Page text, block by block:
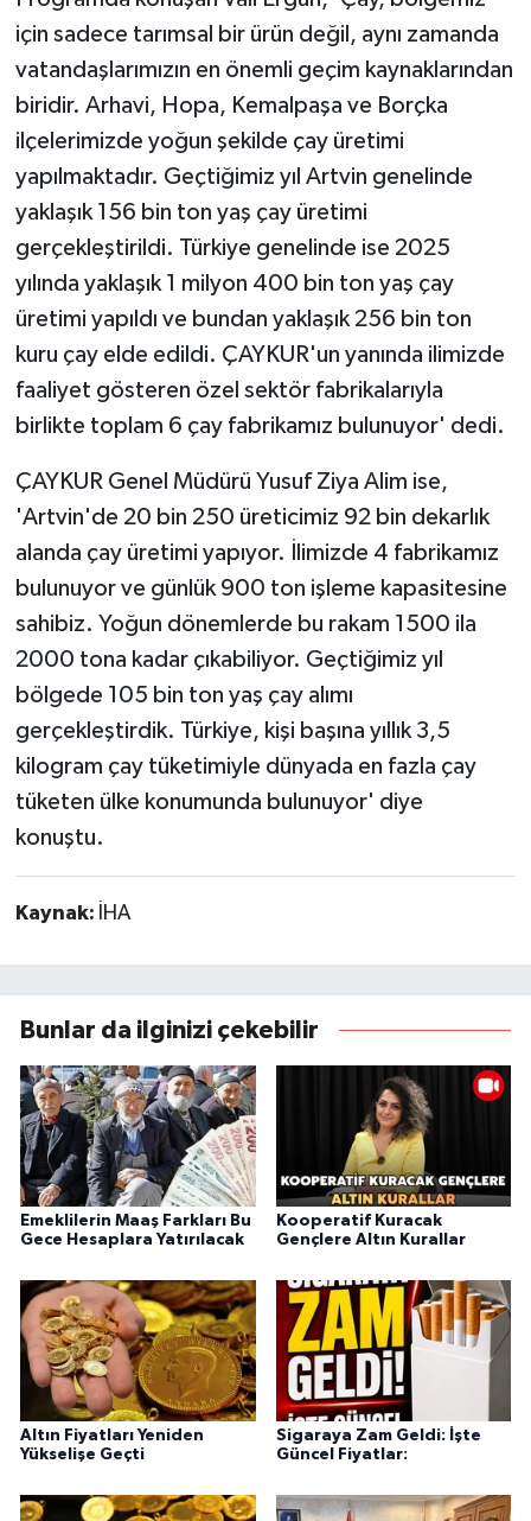
için sadece tarımsal bir ürün değil, aynı zamanda
vatandaşlarımızın en önemli geçim kaynaklarından
biridir. Arhavi, Hopa, Kemalpaşa ve Borçka
ilçelerimizde yoğun şekilde çay üretimi
yapılmaktadır. Geçtiğimiz yıl Artvin genelinde
yaklaşık 156 bin ton yaş çay üretimi
gerçekleştirildi. Türkiye genelinde ise 2025
yılında yaklaşık 1 milyon 400 bin ton yaş çay
üretimi yapıldı ve bundan yaklaşık 256 bin ton
kuru çay elde edildi. ÇAYKUR'un yanında ilimizde
faaliyet gösteren özel sektör fabrikalarıyla
birlikte toplam 6 çay fabrikamız bulunuyor' dedi.
ÇAYKUR Genel Müdürü Yusuf Ziya Alim ise,
'Artvin'de 20 bin 250 üreticimiz 92 bin dekarlık
alanda çay üretimi yapıyor. İlimizde 4 fabrikamız
bulunuyor ve günlük 900 ton işleme kapasitesine
sahibiz. Yoğun dönemlerde bu rakam 1500 ila
2000 tona kadar çıkabiliyor. Geçtiğimiz yıl
bölgede 105 bin ton yaş çay alımı
gerçekleştirdik. Türkiye, kişi başına yıllık 3,5
kilogram çay tüketimiyle dünyada en fazla çay
tüketen ülke konumunda bulunuyor' diye
konuştu.
Kaynak: İHA
Bunlar da ilginizi çekebilir
Emeklilerin Maaş Farkları Bu
Gece Hesaplara Yatırılacak
Kooperatif Kuracak
Gençlere Altın Kurallar
Altın Fiyatları Yeniden
Yükselişe Geçti
Sigaraya Zam Geldi: İşte
Güncel Fiyatlar: